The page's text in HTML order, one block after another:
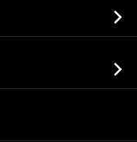

